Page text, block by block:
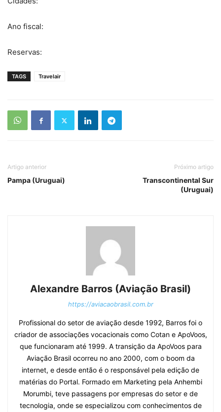
Ano fiscal:
Reservas:
TAGS Travelair
Artigo anterior
Pampa (Uruguai)
Próximo artigo
Transcontinental Sur
(Uruguai)
Alexandre Barros (Aviação Brasil)
https://aviacaobrasil.com.br
Profissional do setor de aviação desde 1992, Barros foi o
criador de associações vocacionais como Cotan e ApoVoos,
que funcionaram até 1999. A transição da ApoVoos para
Aviação Brasil ocorreu no ano 2000, com o boom da
internet, e desde então é o responsável pela edição de
matérias do Portal. Formado em Marketing pela Anhembi
Morumbi, teve passagens por empresas do setor e de
tecnologia, onde se especializou com conhecimentos de